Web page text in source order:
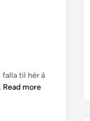
til hér á
V
Read more